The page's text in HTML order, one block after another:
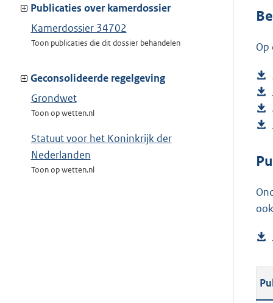
van:
Publicaties over kamerdossier
Kamerdossier 34702
Toon publicaties die dit dossier behandelen
Geconsolideerde regelgeving
Grondwet
Toon op wetten.nl
Statuut voor het Koninkrijk der
Nederlanden
Toon op wetten.nl
Op